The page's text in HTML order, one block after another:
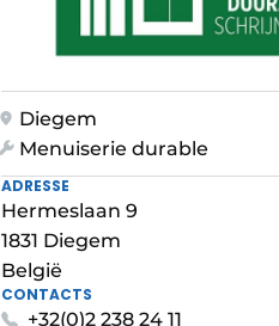
Diegem
Menuiserie durable
ADRESSE
Hermeslaan 9
1831 Diegem
België
CONTACTS
+32(0)2 238 24 11